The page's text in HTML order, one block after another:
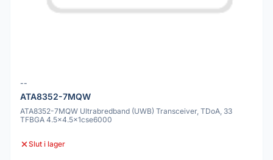
--
ATA8352-7MQW
ATA8352-7MQW Ultrabredband (UWB) Transceiver, TDoA, 33
TFBGA 4.5x4.5x1cse6000
Slut i lager